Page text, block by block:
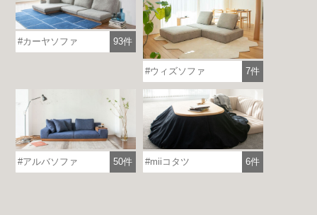
各地で出張ショールームを開催！
この機会にHAREMのソファをお試しくだ
さい。
※一部日時は予約制
詳しくはこちら
カーヤソファ 93件
ウィズソファ 7件
アルバソファ 50件 miiコタツ 6件